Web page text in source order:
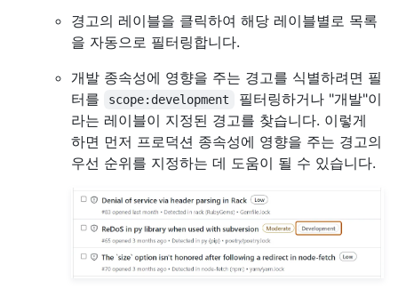
경고의 레이블을 클릭하여 해당 레이블별로 목록
을 자동으로 필터링합니다.
개발 종속성에 영향을 주는 경고를 식별하려면 필
터를
scope:development
필터링하거나 "개발"이
라는 레이블이 지정된 경고를 찾습니다. 이렇게
하면 먼저 프로덕션 종속성에 영향을 주는 경고의
우선 순위를 지정하는 데 도움이 될 수 있습니다.